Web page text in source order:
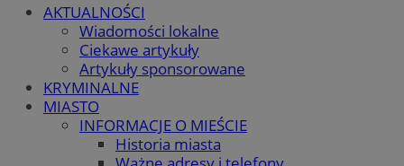
AKTUALNOŚCI
Wiadomości lokalne
Ciekawe artykuły
Artykuły sponsorowane
KRYMINALNE
MIASTO
INFORMACJE O MIEŚCIE
Historia miasta